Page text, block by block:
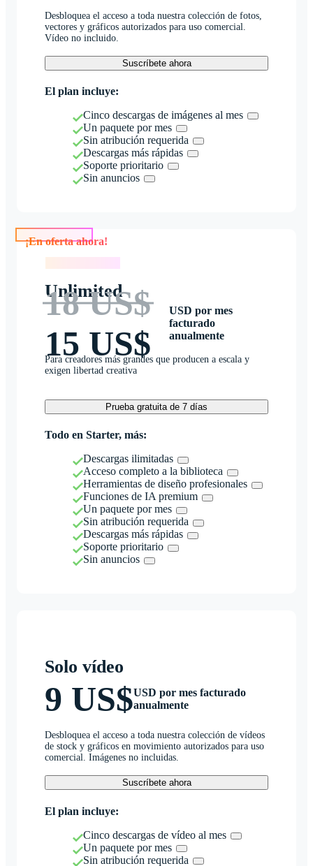
Desbloquea el acceso a toda nuestra colección de fotos,
vectores y gráficos autorizados para uso comercial.
Vídeo no incluido.
Suscríbete ahora
El plan incluye:
Cinco descargas de imágenes al mes
Un paquete por mes
Sin atribución requerida
Descargas más rápidas
Soporte prioritario
Sin anuncios
Unlimited
18 US$
15 US$
USD por mes
facturado
anualmente
Para creadores más grandes que producen a escala y
exigen libertad creativa
Prueba gratuita de 7 días
Todo en Starter, más:
Descargas ilimitadas
Acceso completo a la biblioteca
Herramientas de diseño profesionales
Funciones de IA premium
Un paquete por mes
Sin atribución requerida
Descargas más rápidas
Soporte prioritario
Sin anuncios
Solo vídeo
9 US$USD por mes facturado
anualmente
Desbloquea el acceso a toda nuestra colección de vídeos
de stock y gráficos en movimiento autorizados para uso
comercial. Imágenes no incluidas.
Suscríbete ahora
El plan incluye:
Cinco descargas de vídeo al mes
Un paquete por mes
Sin atribución requerida